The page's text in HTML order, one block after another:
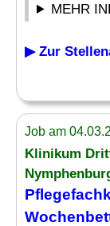
MEHR
▶ Zur
Job am
Klinikum